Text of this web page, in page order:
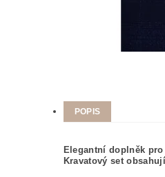
POPIS
Elegantní doplněk
Kravatový set